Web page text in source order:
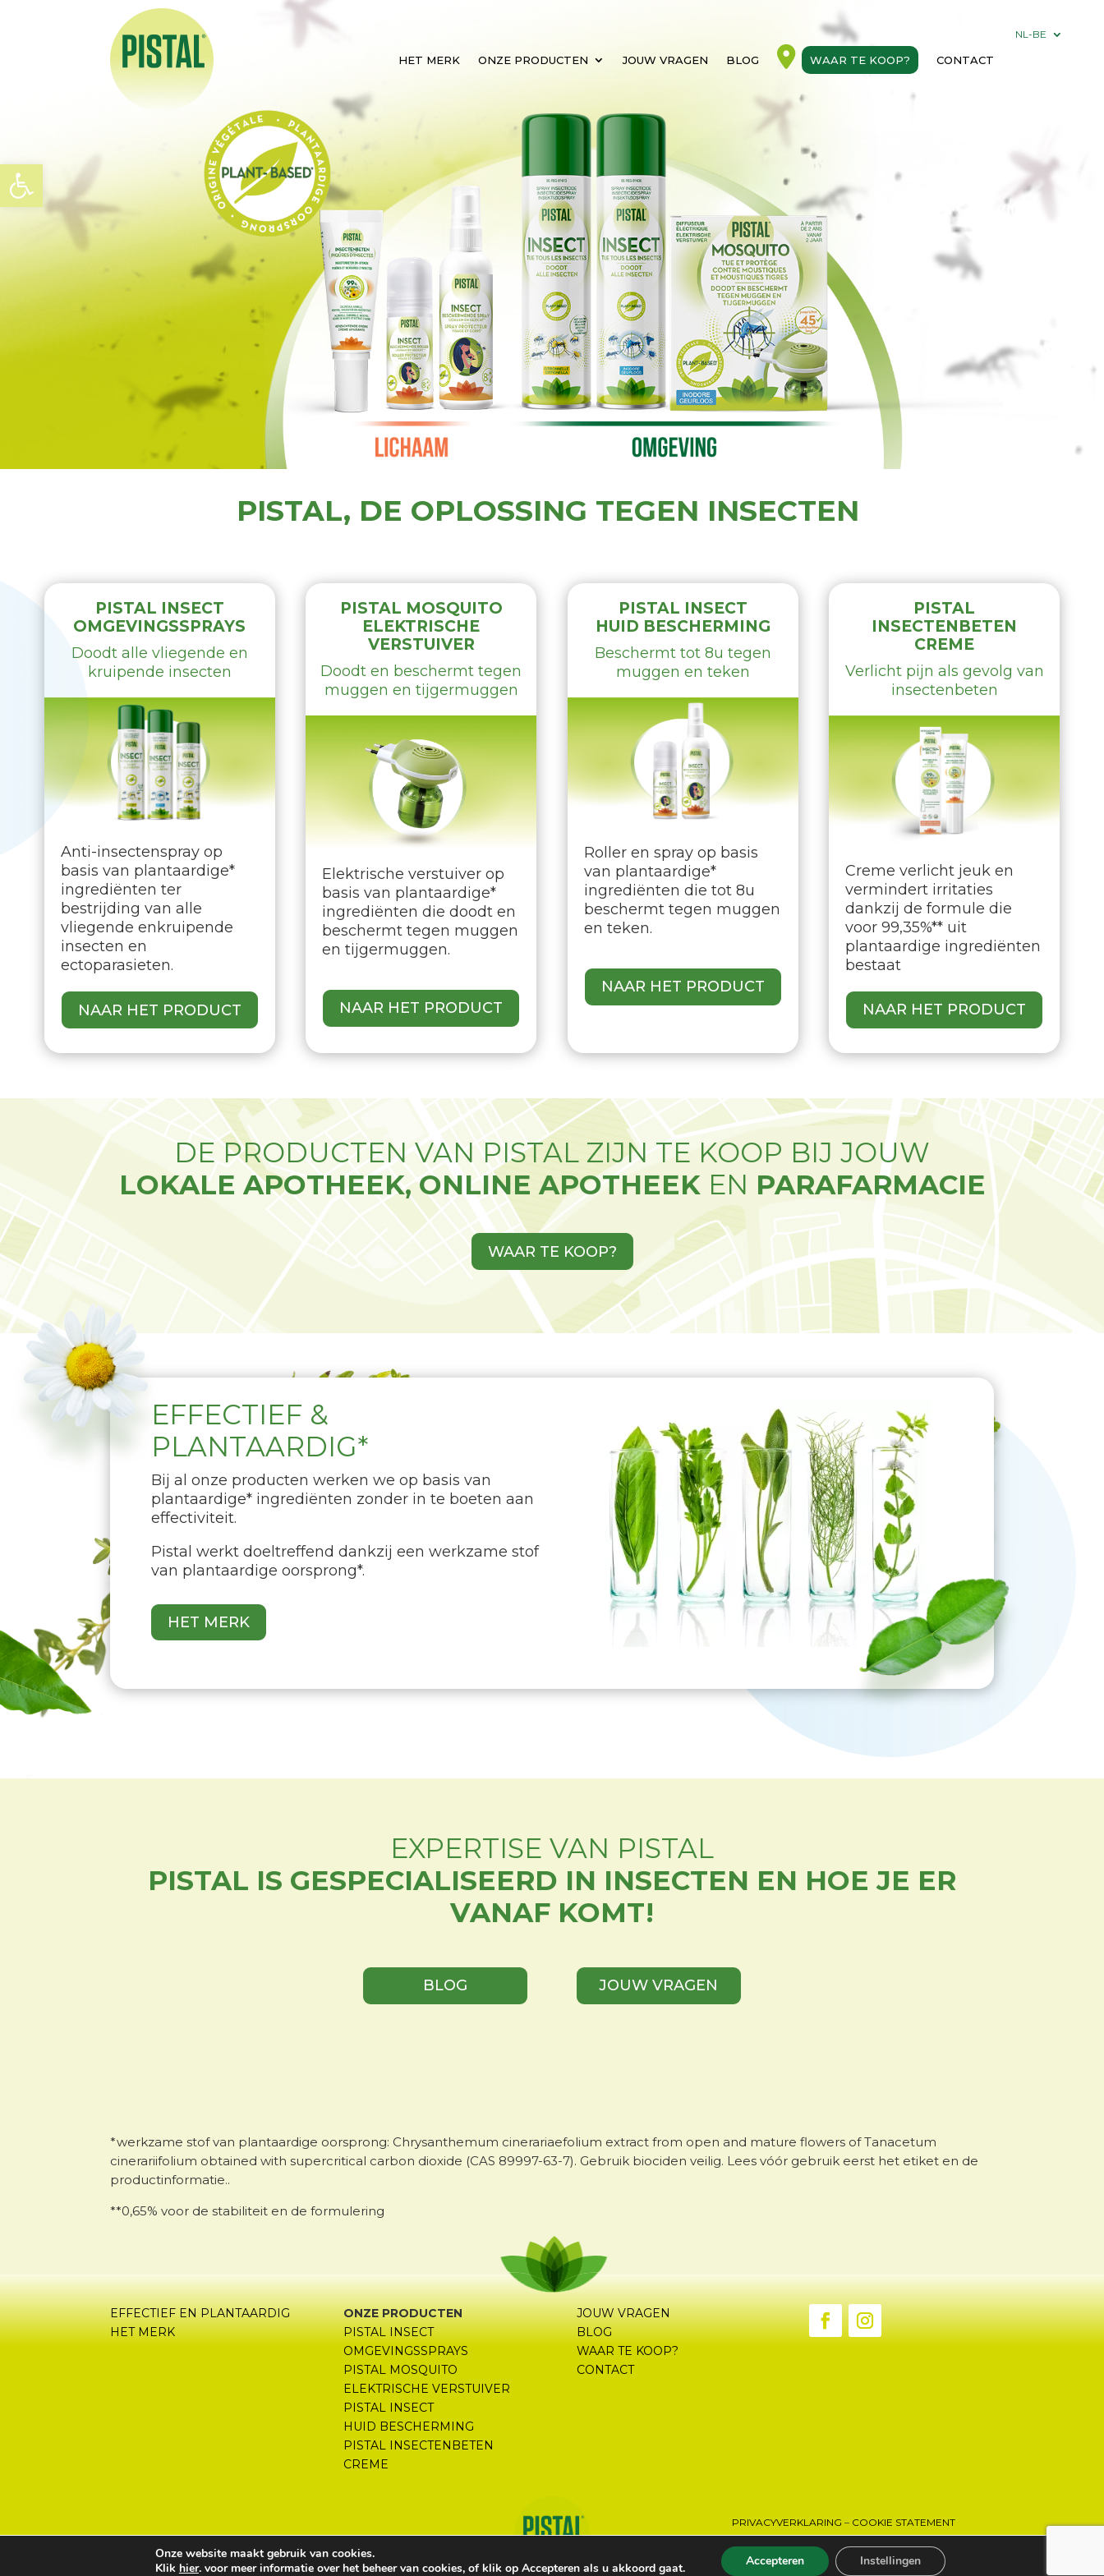
Open werkbalk
HET MERK ONZE PRODUCTEN JOUW VRAGEN BLOG WAAR TE KOOP? CONTACT
NL-BE
PISTAL, DE OPLOSSING TEGEN INSECTEN
PISTAL INSECT
OMGEVINGSSPRAYS
Doodt alle vliegende en
kruipende insecten
Anti-insectenspray op
basis van plantaardige*
ingrediënten ter
bestrijding van alle
vliegende enkruipende
insecten en
ectoparasieten.
NAAR HET PRODUCT
PISTAL MOSQUITO
ELEKTRISCHE
VERSTUIVER
Doodt en beschermt tegen
muggen en tijgermuggen
Elektrische verstuiver op
basis van plantaardige*
ingrediënten die doodt en
beschermt tegen muggen
en tijgermuggen.
NAAR HET PRODUCT
PISTAL INSECT
HUID BESCHERMING
Beschermt tot 8u tegen
muggen en teken
Roller en spray op basis
van plantaardige*
ingrediënten die tot 8u
beschermt tegen muggen
en teken.
NAAR HET PRODUCT
PISTAL
INSECTENBETEN
CREME
Verlicht pijn als gevolg van
insectenbeten
Creme verlicht jeuk en
vermindert irritaties
dankzij de formule die
voor 99,35%** uit
plantaardige ingrediënten
bestaat
NAAR HET PRODUCT
DE PRODUCTEN VAN PISTAL ZIJN TE KOOP BIJ JOUW
LOKALE APOTHEEK, ONLINE APOTHEEK EN PARAFARMACIE
WAAR TE KOOP?
EFFECTIEF &
PLANTAARDIG*
Bij al onze producten werken we op basis van
plantaardige* ingrediënten zonder in te boeten aan
effectiviteit.
Pistal werkt doeltreffend dankzij een werkzame stof
van plantaardige oorsprong*.
HET MERK
EXPERTISE VAN PISTAL
PISTAL IS GESPECIALISEERD IN INSECTEN EN HOE JE ER
VANAF KOMT!
BLOG JOUW VRAGEN
*werkzame stof van plantaardige oorsprong: Chrysanthemum cinerariaefolium extract from open and mature flowers of Tanacetum
cinerariifolium obtained with supercritical carbon dioxide (CAS 89997-63-7). Gebruik biociden veilig. Lees vóór gebruik eerst het etiket en de
productinformatie..
**0,65% voor de stabiliteit en de formulering
EFFECTIEF EN PLANTAARDIG
HET MERK
ONZE PRODUCTEN
PISTAL INSECT
OMGEVINGSSPRAYS
PISTAL MOSQUITO
ELEKTRISCHE VERSTUIVER
PISTAL INSECT
HUID BESCHERMING
PISTAL INSECTENBETEN
CREME
JOUW VRAGEN
BLOG
WAAR TE KOOP?
CONTACT
PRIVACYVERKLARING – COOKIE STATEMENT
Onze website maakt gebruik van cookies.
Klik hier. voor meer informatie over het beheer van cookies, of klik op Accepteren als u akkoord gaat. Accepteren Instellingen